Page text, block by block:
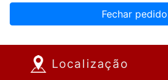
Fechar pedido
Localização